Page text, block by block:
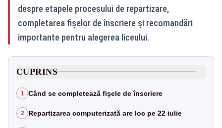
despre etapele procesului de repartizare,
completarea fișelor de înscriere și recomandări
importante pentru alegerea liceului.
CUPRINS
1 Când se completează fișele de înscriere
2 Repartizarea computerizată are loc pe 22 iulie